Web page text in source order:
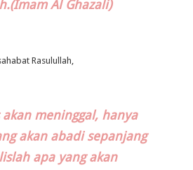
Al Ghazali)
Rasulullah,
meninggal, hanya
akan abadi sepanjang
apa yang akan